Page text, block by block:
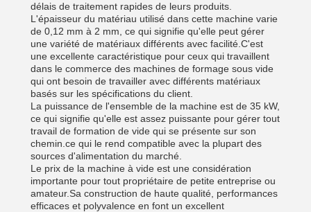
délais de traitement rapides de leurs produits.
L'épaisseur du matériau utilisé dans cette machine varie
de 0,12 mm à 2 mm, ce qui signifie qu'elle peut gérer
une variété de matériaux différents avec facilité.C'est
une excellente caractéristique pour ceux qui travaillent
dans le commerce des machines de formage sous vide
qui ont besoin de travailler avec différents matériaux
basés sur les spécifications du client.
La puissance de l'ensemble de la machine est de 35 kW,
ce qui signifie qu'elle est assez puissante pour gérer tout
travail de formation de vide qui se présente sur son
chemin.ce qui le rend compatible avec la plupart des
sources d'alimentation du marché.
Le prix de la machine à vide est une considération
importante pour tout propriétaire de petite entreprise ou
amateur.Sa construction de haute qualité, performances
efficaces et polyvalence en font un excellent